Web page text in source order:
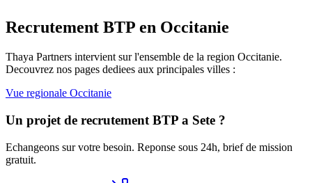
Recrutement BTP en Occitanie
Thaya Partners intervient sur l'ensemble de la region Occitanie.
Decouvrez nos pages dediees aux principales villes :
Vue regionale Occitanie
Un projet de recrutement BTP a Sete ?
Echangeons sur votre besoin. Reponse sous 24h, brief de mission
gratuit.